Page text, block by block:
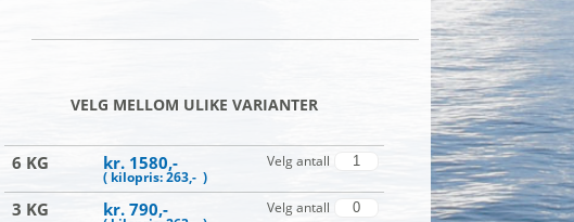
VELG MELLOM ULIKE VARIANTER
6 KG kr. 1580,-
( kilopris: 263,- )
Velg antall
3 KG kr. 790,- Velg antall